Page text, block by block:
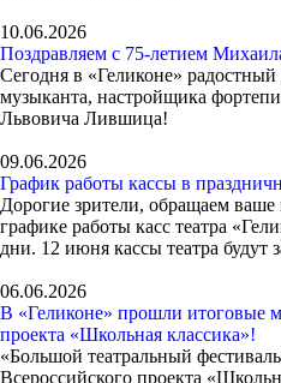
10.06.2026
Поздравляем с 75-летием
Сегодня в «Геликоне»
музыканта, настройщика
Львовича Лившица!
09.06.2026
График работы кассы в
Дорогие зрители, обращаем
графике работы касс театра
дни. 12 июня кассы театра будут
06.06.2026
В «Геликоне» прошли итоговые
проекта «Школьная классика»!
«Большой театральный
Всероссийского проекта